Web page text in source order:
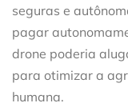
seguras e
pagar
drone poderia
para otimizar a
humana.